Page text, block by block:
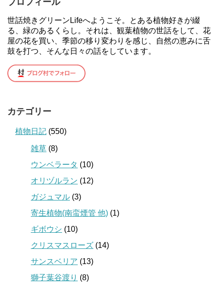
プロフィール
世話焼きグリーンLifeへようこそ。とある植物好きが綴
る、緑のあるくらし。それは、観葉植物の世話をして、花
屋の花を買い、季節の移り変わりを感じ、自然の恵みに舌
鼓を打つ、そんな日々の話をしています。
カテゴリー
植物日記 (550)
雑草 (8)
ウンベラータ (10)
オリヅルラン (12)
ガジュマル (3)
寄生植物(南蛮煙管 他) (1)
ギボウシ (10)
クリスマスローズ (14)
サンスベリア (13)
獅子葉谷渡り (8)